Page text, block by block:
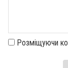
Розміщуючи